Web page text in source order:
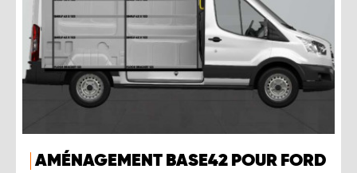
AMÉNAGEMENT BASE42 POUR FORD